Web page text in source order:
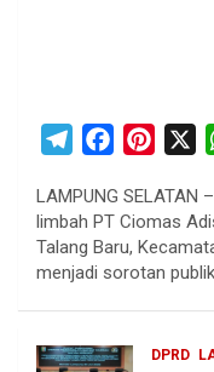
l
e
g
m
c
e
b
k
n
t
e
s
LAMPUNG SELATAN
limbah PT Ciomas
Talang Baru,
menjadi sorotan
DPRD